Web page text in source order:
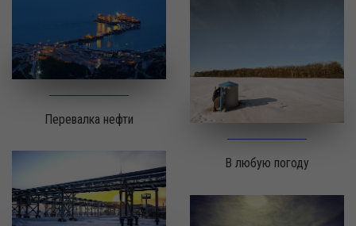
Перевалка нефти
В любую погоду